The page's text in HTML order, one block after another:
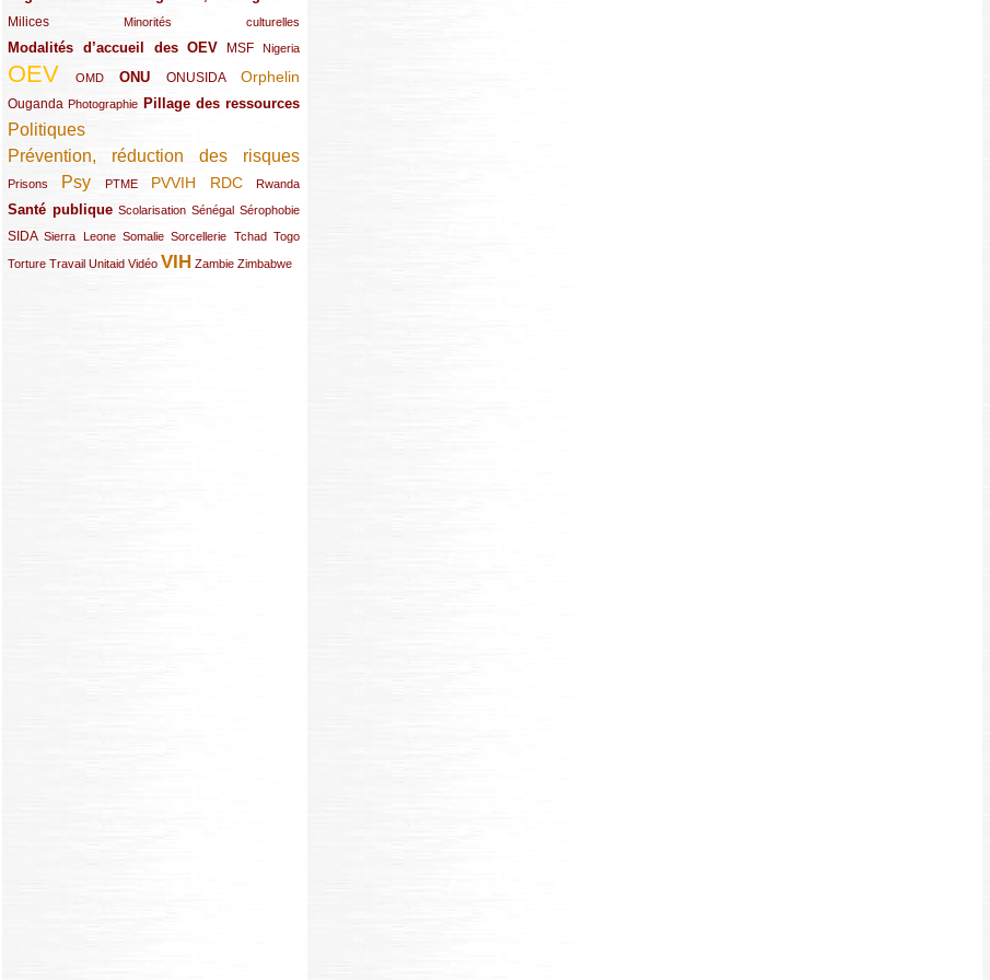
Milices
(34/289) Minorités culturelles
(15/289)
Modalités d’accueil des OEV
(58/289) MSF
(54/289) Nigeria
(27/289)
OEV
(269/289) OMD
(26/289) ONU
(58/289) ONUSIDA
(44/289) Orphelin
(112/289)
Ouganda
(29/289) Photographie
(27/289) Pillage des ressources
(77/289)
Politiques
(120/289)
Prévention, réduction des risques
(131/289)
Prisons
(22/289) Psy
(119/289) PTME
(12/289) PVVIH
(111/289) RDC
(104/289) Rwanda
(23/289)
Santé publique
(59/289) Scolarisation
(9/289) Sénégal
(13/289) Sérophobie
(19/289)
SIDA
(29/289)Sierra Leone
(13/289) Somalie
(12/289) Sorcellerie
(19/289) Tchad
(10/289) Togo
(15/289)
Torture
(17/289)Travail
(21/289) Unitaid
(26/289) Vidéo
(23/289) VIH
(154/289) Zambie
(12/289) Zimbabwe
(21/289)